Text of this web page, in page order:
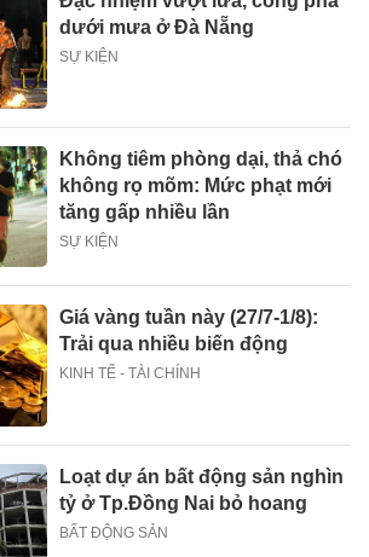
dưới mưa ở Đà Nẵng
SỰ KIỆN
Không tiêm phòng dại, thả chó
không rọ mõm: Mức phạt mới
tăng gấp nhiều lần
SỰ KIỆN
Giá vàng tuần này (27/7-1/8):
Trải qua nhiều biến động
KINH TẾ - TÀI CHÍNH
Loạt dự án bất động sản nghìn
tỷ ở Tp.Đồng Nai bỏ hoang
BẤT ĐỘNG SẢN